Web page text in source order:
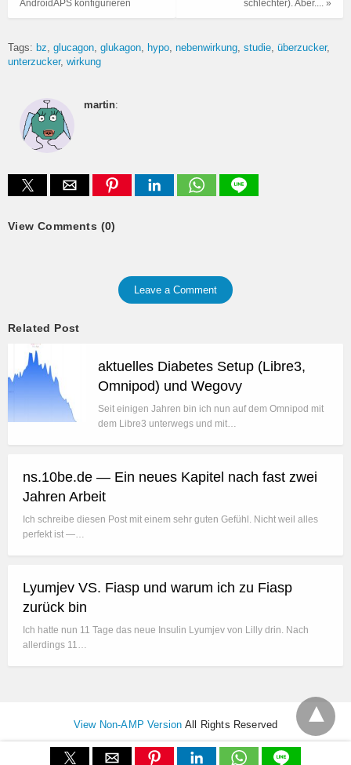
schlechter). Aber.... »
AndroidAPS konfigurieren
Tags: bz glucagon glukagon hypo nebenwirkung studie überzucker
unterzucker wirkung
martin:
View Comments (0)
Leave a Comment
Related Post
aktuelles Diabetes Setup (Libre3,
Omnipod) und Wegovy
Seit einigen Jahren bin ich nun auf dem Omnipod mit
dem Libre3 unterwegs und mit…
ns.10be.de — Ein neues Kapitel nach fast zwei
Jahren Arbeit
Ich schreibe diesen Post mit einem sehr guten Gefühl. Nicht weil alles
perfekt ist —…
Lyumjev VS. Fiasp und warum ich zu Fiasp
zurück bin
Ich hatte nun 11 Tage das neue Insulin Lyumjev von Lilly drin. Nach
allerdings 11…
View Non-AMP Version All Rights Reserved